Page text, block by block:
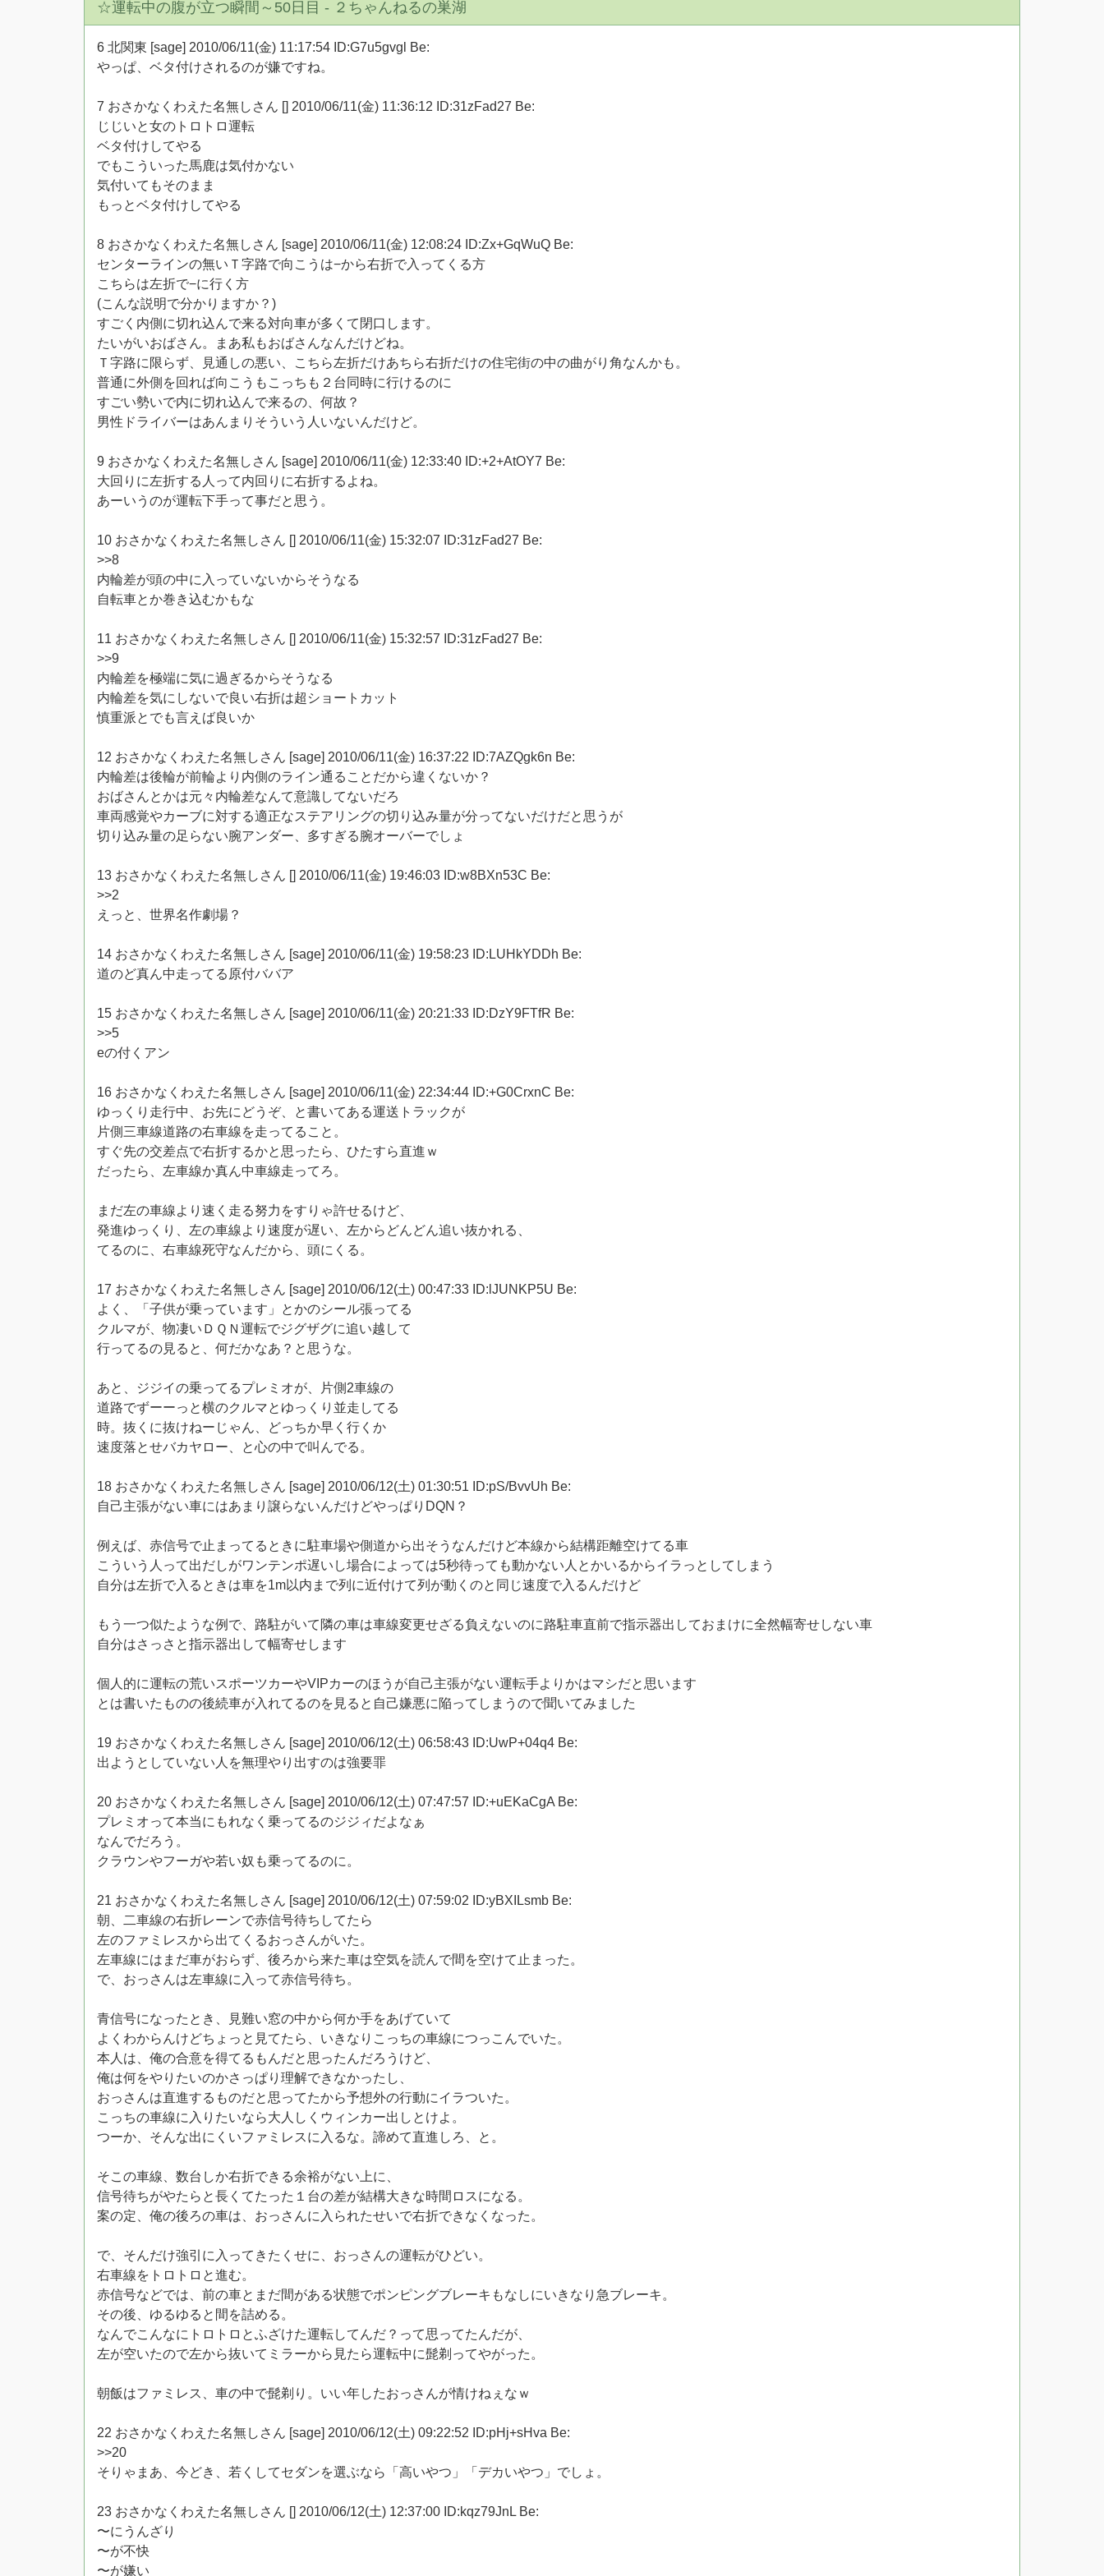
☆運転中の腹が立つ瞬間～50日目 - ２ちゃんねるの巣湖
6 北関東 [sage] 2010/06/11(金) 11:17:54 ID:G7u5gvgl Be:
やっぱ、ベタ付けされるのが嫌ですね。
7 おさかなくわえた名無しさん [] 2010/06/11(金) 11:36:12 ID:31zFad27 Be:
じじいと女のトロトロ運転
ベタ付けしてやる
でもこういった馬鹿は気付かない
気付いてもそのまま
もっとベタ付けしてやる
8 おさかなくわえた名無しさん [sage] 2010/06/11(金) 12:08:24 ID:Zx+GqWuQ Be:
センターラインの無いＴ字路で向こうは−から右折で入ってくる方
こちらは左折で−に行く方
(こんな説明で分かりますか？)
すごく内側に切れ込んで来る対向車が多くて閉口します。
たいがいおばさん。まあ私もおばさんなんだけどね。
Ｔ字路に限らず、見通しの悪い、こちら左折だけあちら右折だけの住宅街の中の曲がり角なんかも。
普通に外側を回れば向こうもこっちも２台同時に行けるのに
すごい勢いで内に切れ込んで来るの、何故？
男性ドライバーはあんまりそういう人いないんだけど。
9 おさかなくわえた名無しさん [sage] 2010/06/11(金) 12:33:40 ID:+2+AtOY7 Be:
大回りに左折する人って内回りに右折するよね。
あーいうのが運転下手って事だと思う。
10 おさかなくわえた名無しさん [] 2010/06/11(金) 15:32:07 ID:31zFad27 Be:
>>8
内輪差が頭の中に入っていないからそうなる
自転車とか巻き込むかもな
11 おさかなくわえた名無しさん [] 2010/06/11(金) 15:32:57 ID:31zFad27 Be:
>>9
内輪差を極端に気に過ぎるからそうなる
内輪差を気にしないで良い右折は超ショートカット
慎重派とでも言えば良いか
12 おさかなくわえた名無しさん [sage] 2010/06/11(金) 16:37:22 ID:7AZQgk6n Be:
内輪差は後輪が前輪より内側のライン通ることだから違くないか？
おばさんとかは元々内輪差なんて意識してないだろ
車両感覚やカーブに対する適正なステアリングの切り込み量が分ってないだけだと思うが
切り込み量の足らない腕アンダー、多すぎる腕オーバーでしょ
13 おさかなくわえた名無しさん [] 2010/06/11(金) 19:46:03 ID:w8BXn53C Be:
>>2
えっと、世界名作劇場？
14 おさかなくわえた名無しさん [sage] 2010/06/11(金) 19:58:23 ID:LUHkYDDh Be:
道のど真ん中走ってる原付ババア
15 おさかなくわえた名無しさん [sage] 2010/06/11(金) 20:21:33 ID:DzY9FTfR Be:
>>5
eの付くアン
16 おさかなくわえた名無しさん [sage] 2010/06/11(金) 22:34:44 ID:+G0CrxnC Be:
ゆっくり走行中、お先にどうぞ、と書いてある運送トラックが
片側三車線道路の右車線を走ってること。
すぐ先の交差点で右折するかと思ったら、ひたすら直進ｗ
だったら、左車線か真ん中車線走ってろ。
まだ左の車線より速く走る努力をすりゃ許せるけど、
発進ゆっくり、左の車線より速度が遅い、左からどんどん追い抜かれる、
てるのに、右車線死守なんだから、頭にくる。
17 おさかなくわえた名無しさん [sage] 2010/06/12(土) 00:47:33 ID:lJUNKP5U Be:
よく、「子供が乗っています」とかのシール張ってる
クルマが、物凄いＤＱＮ運転でジグザグに追い越して
行ってるの見ると、何だかなあ？と思うな。
あと、ジジイの乗ってるプレミオが、片側2車線の
道路でずーーっと横のクルマとゆっくり並走してる
時。抜くに抜けねーじゃん、どっちか早く行くか
速度落とせバカヤロー、と心の中で叫んでる。
18 おさかなくわえた名無しさん [sage] 2010/06/12(土) 01:30:51 ID:pS/BvvUh Be:
自己主張がない車にはあまり譲らないんだけどやっぱりDQN？
例えば、赤信号で止まってるときに駐車場や側道から出そうなんだけど本線から結構距離空けてる車
こういう人って出だしがワンテンポ遅いし場合によっては5秒待っても動かない人とかいるからイラっとしてしまう
自分は左折で入るときは車を1m以内まで列に近付けて列が動くのと同じ速度で入るんだけど
もう一つ似たような例で、路駐がいて隣の車は車線変更せざる負えないのに路駐車直前で指示器出しておまけに全然幅寄せしない車
自分はさっさと指示器出して幅寄せします
個人的に運転の荒いスポーツカーやVIPカーのほうが自己主張がない運転手よりかはマシだと思います
とは書いたものの後続車が入れてるのを見ると自己嫌悪に陥ってしまうので聞いてみました
19 おさかなくわえた名無しさん [sage] 2010/06/12(土) 06:58:43 ID:UwP+04q4 Be:
出ようとしていない人を無理やり出すのは強要罪
20 おさかなくわえた名無しさん [sage] 2010/06/12(土) 07:47:57 ID:+uEKaCgA Be:
プレミオって本当にもれなく乗ってるのジジィだよなぁ
なんでだろう。
クラウンやフーガや若い奴も乗ってるのに。
21 おさかなくわえた名無しさん [sage] 2010/06/12(土) 07:59:02 ID:yBXILsmb Be:
朝、二車線の右折レーンで赤信号待ちしてたら
左のファミレスから出てくるおっさんがいた。
左車線にはまだ車がおらず、後ろから来た車は空気を読んで間を空けて止まった。
で、おっさんは左車線に入って赤信号待ち。
青信号になったとき、見難い窓の中から何か手をあげていて
よくわからんけどちょっと見てたら、いきなりこっちの車線につっこんでいた。
本人は、俺の合意を得てるもんだと思ったんだろうけど、
俺は何をやりたいのかさっぱり理解できなかったし、
おっさんは直進するものだと思ってたから予想外の行動にイラついた。
こっちの車線に入りたいなら大人しくウィンカー出しとけよ。
つーか、そんな出にくいファミレスに入るな。諦めて直進しろ、と。
そこの車線、数台しか右折できる余裕がない上に、
信号待ちがやたらと長くてたった１台の差が結構大きな時間ロスになる。
案の定、俺の後ろの車は、おっさんに入られたせいで右折できなくなった。
で、そんだけ強引に入ってきたくせに、おっさんの運転がひどい。
右車線をトロトロと進む。
赤信号などでは、前の車とまだ間がある状態でポンピングブレーキもなしにいきなり急ブレーキ。
その後、ゆるゆると間を詰める。
なんでこんなにトロトロとふざけた運転してんだ？って思ってたんだが、
左が空いたので左から抜いてミラーから見たら運転中に髭剃ってやがった。
朝飯はファミレス、車の中で髭剃り。いい年したおっさんが情けねぇなｗ
22 おさかなくわえた名無しさん [sage] 2010/06/12(土) 09:22:52 ID:pHj+sHva Be:
>>20
そりゃまあ、今どき、若くしてセダンを選ぶなら「高いやつ」「デカいやつ」でしょ。
23 おさかなくわえた名無しさん [] 2010/06/12(土) 12:37:00 ID:kqz79JnL Be:
〜にうんざり
〜が不快
〜が嫌い